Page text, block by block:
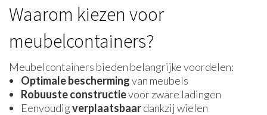
Waarom kiezen voor
meubelcontainers?
Meubelcontainers bieden belangrijke voordelen:
Optimale beschermingvan meubels
Robuuste constructievoor zware ladingen
Eenvoudigverplaatsbaardankzij wielen